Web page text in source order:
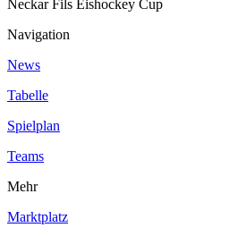
Neckar Fils Eishockey Cup
Navigation
News
Tabelle
Spielplan
Teams
Mehr
Marktplatz